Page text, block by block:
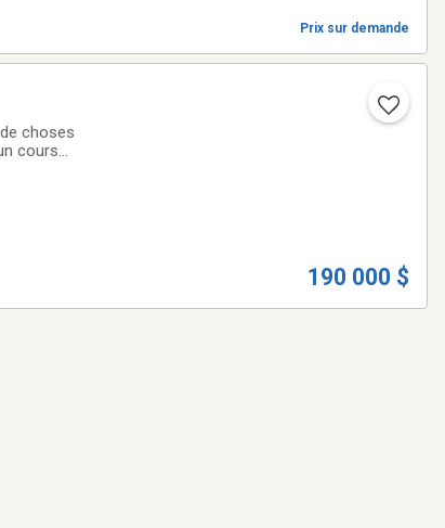
Prix sur demande
choses
cours
190 000 $